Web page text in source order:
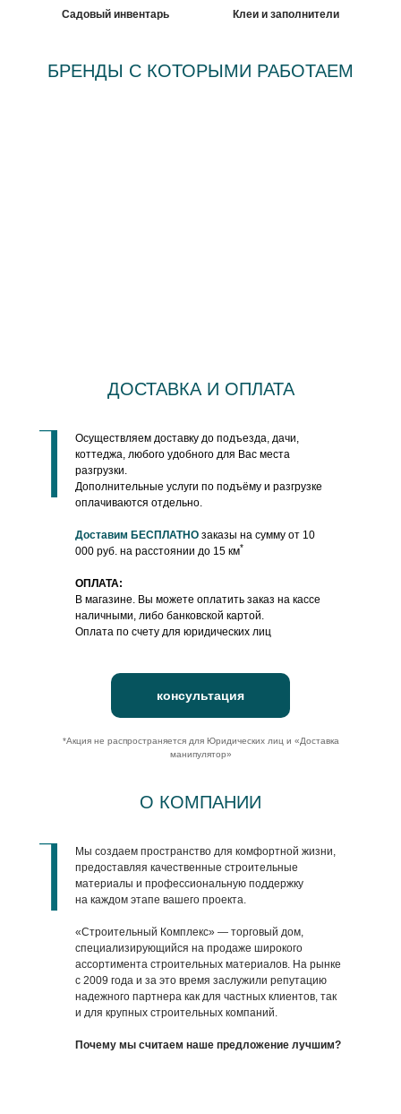
Садовый инвентарь Клеи и заполнители
БРЕНДЫ С КОТОРЫМИ РАБОТАЕМ
ДОСТАВКА И ОПЛАТА
Осуществляем доставку до подъезда, дачи,
коттеджа, любого удобного для Вас места
разгрузки.
Дополнительные услуги по подъёму и разгрузке
оплачиваются отдельно.
Доставим БЕСПЛАТНО заказы на сумму от 10
000 руб. на расстоянии до 15 км*
ОПЛАТА:
В магазине. Вы можете оплатить заказ на кассе
наличными, либо банковской картой.
Оплата по счету для юридических лиц
*Акция не распространяется для Юридических лиц и «Доставка
манипулятор»
консультация
О КОМПАНИИ
Мы создаем пространство для комфортной жизни,
предоставляя качественные строительные
материалы и профессиональную поддержку
на каждом этапе вашего проекта.
«Строительный Комплекс» — торговый дом,
специализирующийся на продаже широкого
ассортимента строительных материалов. На рынке
с 2009 года и за это время заслужили репутацию
надежного партнера как для частных клиентов, так
и для крупных строительных компаний.
Почему мы считаем наше предложение лучшим?